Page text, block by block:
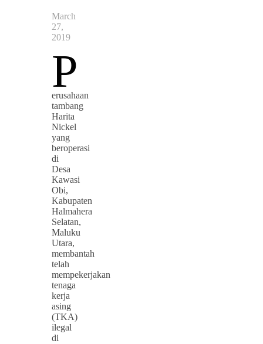
March
27,
2019
P
erusahaan
tambang
Harita
Nickel
yang
beroperasi
di
Desa
Kawasi
Obi,
Kabupaten
Halmahera
Selatan,
Maluku
Utara,
membantah
telah
mempekerjakan
tenaga
kerja
asing
(TKA)
ilegal
di